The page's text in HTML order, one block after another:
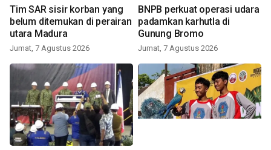
Tim SAR sisir korban yang
belum ditemukan di perairan
utara Madura
Jumat, 7 Agustus 2026
BNPB perkuat operasi udara
padamkan karhutla di
Gunung Bromo
Jumat, 7 Agustus 2026